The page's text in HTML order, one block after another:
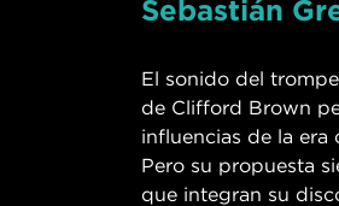
Sebastián
El sonido del
de Clifford Brown
influencias de la era
Pero su propuesta
que integran su